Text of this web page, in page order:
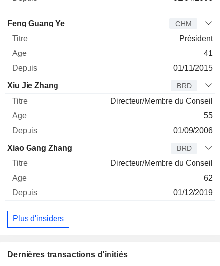
Administrateur Titre
Feng Guang Ye CHM
Président
41
01/11/2015
Xiu Jie Zhang BRD
Directeur/Membre du Conseil
55
01/09/2006
Xiao Gang Zhang BRD
Directeur/Membre du Conseil
62
01/12/2019
Plus d'insiders
Dernières transactions d'initiés